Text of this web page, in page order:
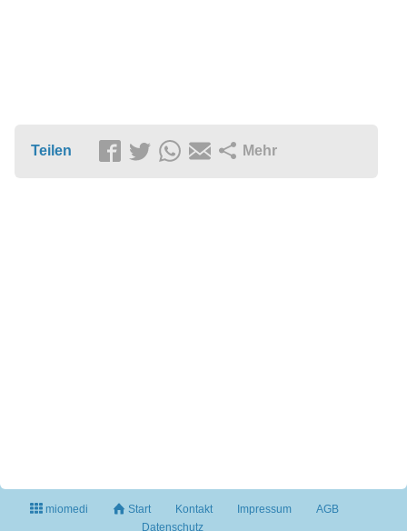
Teilen Mehr
miomedi Start Kontakt Impressum
AGB
Datenschutz